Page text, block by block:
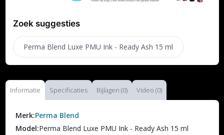
Zoek suggesties
Perma Blend Luxe PMU Ink - Ready Ash 15 ml
Informatie Specificaties Bijlagen (0) Video (0)
Merk:Perma Blend
Model:Perma Blend Luxe PMU Ink - Ready Ash 15 ml